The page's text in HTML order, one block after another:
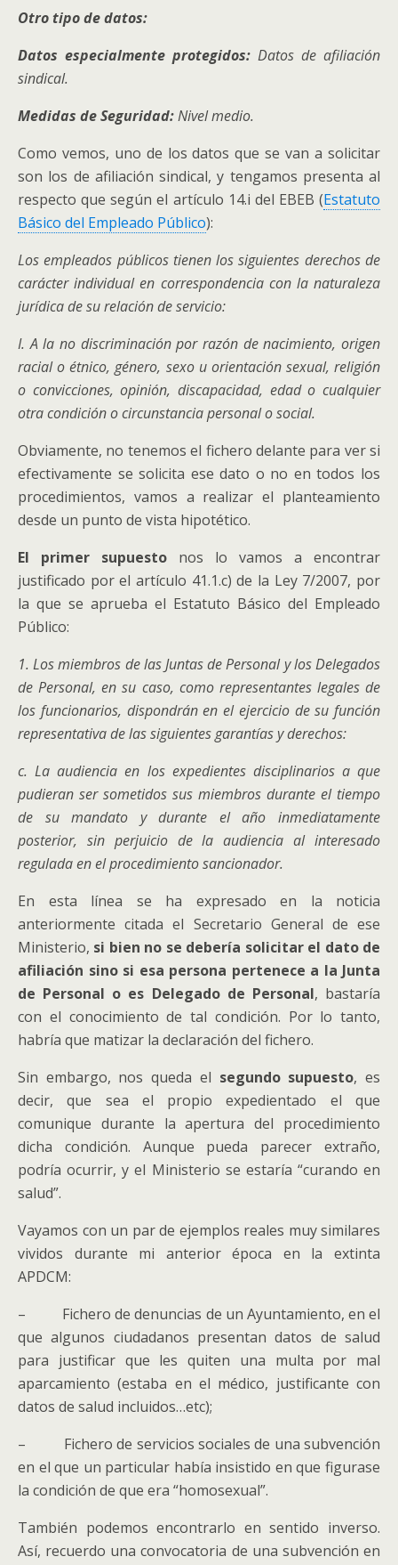
Otro tipo de datos:
Datos especialmente protegidos: Datos de afiliación
sindical.
Medidas de Seguridad:Nivel medio.
Como vemos, uno de los datos que se van a solicitar
son los de afiliación sindical, y tengamos presenta al
respecto que según el artículo 14.i del EBEB (Estatuto
Básico del Empleado Público):
Los empleados públicos tienen los siguientes derechos de
carácter individual en correspondencia con la naturaleza
jurídica de su relación de servicio:
I.A la no discriminación por razón de nacimiento, origen
racial o étnico, género, sexo u orientación sexual, religión
o convicciones, opinión, discapacidad, edad o cualquier
otra condición o circunstancia personal o social.
Obviamente, no tenemos el fichero delante para ver si
efectivamente se solicita ese dato o no en todos los
procedimientos, vamos a realizar el planteamiento
desde un punto de vista hipotético.
El primer supuesto nos lo vamos a encontrar
justificado por el artículo 41.1.c) de la Ley 7/2007, por
la que se aprueba el Estatuto Básico del Empleado
Público:
1. Los miembros de las Juntas de Personal y los Delegados
de Personal, en su caso, como representantes legales de
los funcionarios, dispondrán en el ejercicio de su función
representativa de las siguientes garantías y derechos:
c. La audiencia en los expedientes disciplinarios a que
pudieran ser sometidos sus miembros durante el tiempo
de su mandato y durante el año inmediatamente
posterior, sin perjuicio de la audiencia al interesado
regulada en el procedimiento sancionador.
En esta línea se ha expresado en la noticia
anteriormente citada el Secretario General de ese
Ministerio, si bien no se debería solicitar el dato de
afiliación sino si esa persona pertenece a la Junta
de Personal o es Delegado de Personal, bastaría
con el conocimiento de tal condición. Por lo tanto,
habría que matizar la declaración del fichero.
Sin embargo, nos queda el segundo supuesto, es
decir, que sea el propio expedientado el que
comunique durante la apertura del procedimiento
dicha condición. Aunque pueda parecer extraño,
podría ocurrir, y el Ministerio se estaría “curando en
salud”.
Vayamos con un par de ejemplos reales muy similares
vividos durante mi anterior época en la extinta
APDCM:
– Fichero de denuncias de un Ayuntamiento, en el
que algunos ciudadanos presentan datos de salud
para justificar que les quiten una multa por mal
aparcamiento (estaba en el médico, justificante con
datos de salud incluidos…etc);
– Fichero de servicios sociales de una subvención
en el que un particular había insistido en que figurase
la condición de que era “homosexual”.
También podemos encontrarlo en sentido inverso.
Así, recuerdo una convocatoria de una subvención en